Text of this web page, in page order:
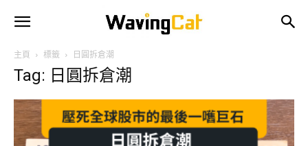
主頁 標籤 日圓拆倉潮
Tag: 日圓拆倉潮